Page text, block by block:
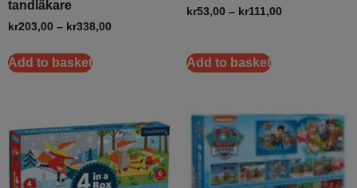
tandläkare
kr203,00 – kr338,00
Add to basket
kr53,00 – kr111,00
Add to basket